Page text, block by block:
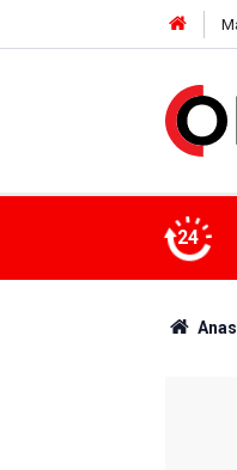
24
4 MİLYON LİRAYA